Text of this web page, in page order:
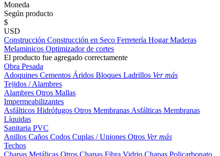
Moneda
Según producto
$
USD
Construcción Construcción en Seco Ferretería HogarMaderas
Melaminicos Optimizador de cortes
El producto fue agregado correctamente
Obra Pesada
Adoquines Cementos Áridos Bloques Ladrillos Ver más
Tejidos / Alambres
Alambres Otros Mallas
Impermeabilizantes
Asfálticos Hidrófugos Otros Membranas Asfálticas Membranas
Líquidas
Sanitaria PVC
Anillos Caños Codos Cuplas / Uniones Otros Ver más
Techos
Chapas Metálicas Otros Chapas Fibra Vidrio Chapas Policarbonato